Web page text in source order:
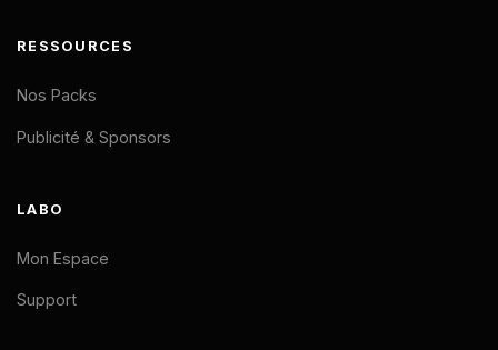
RESSOURCES
Nos Packs
Publicité & Sponsors
LABO
Mon Espace
Support